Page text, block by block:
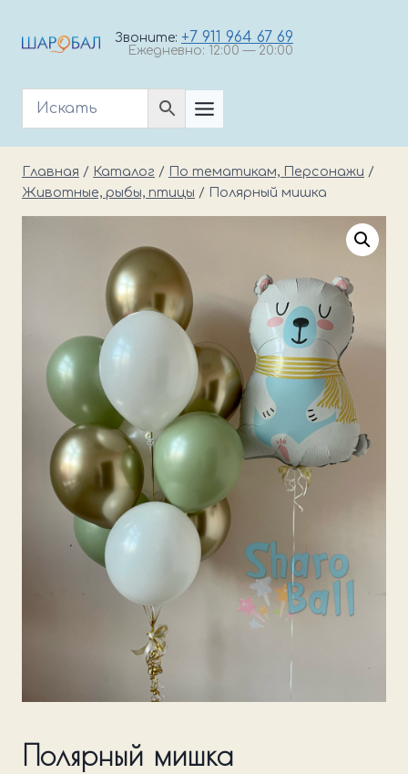
Звоните: +7 911 964 67 69
Ежедневно: 12:00 — 20:00
Главная / Каталог / По тематикам, Персонажи /
Животные, рыбы, птицы / Полярный мишка
Полярный мишка